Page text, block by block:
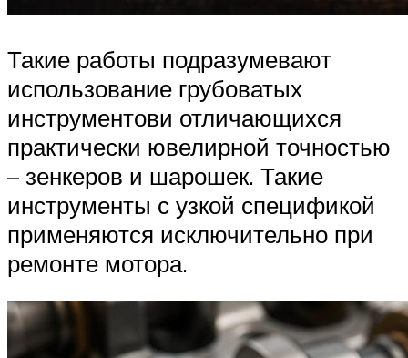
Такие работы подразумевают
использование грубоватых
инструментови отличающихся
практически ювелирной точностью
– зенкеров и шарошек. Такие
инструменты с узкой спецификой
применяются исключительно при
ремонте мотора.